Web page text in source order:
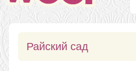
Райский сад